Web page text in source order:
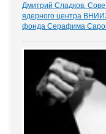
Дмитрий Сладков.
ядерного центра
фонда Серафима
участники заседания.
Российского